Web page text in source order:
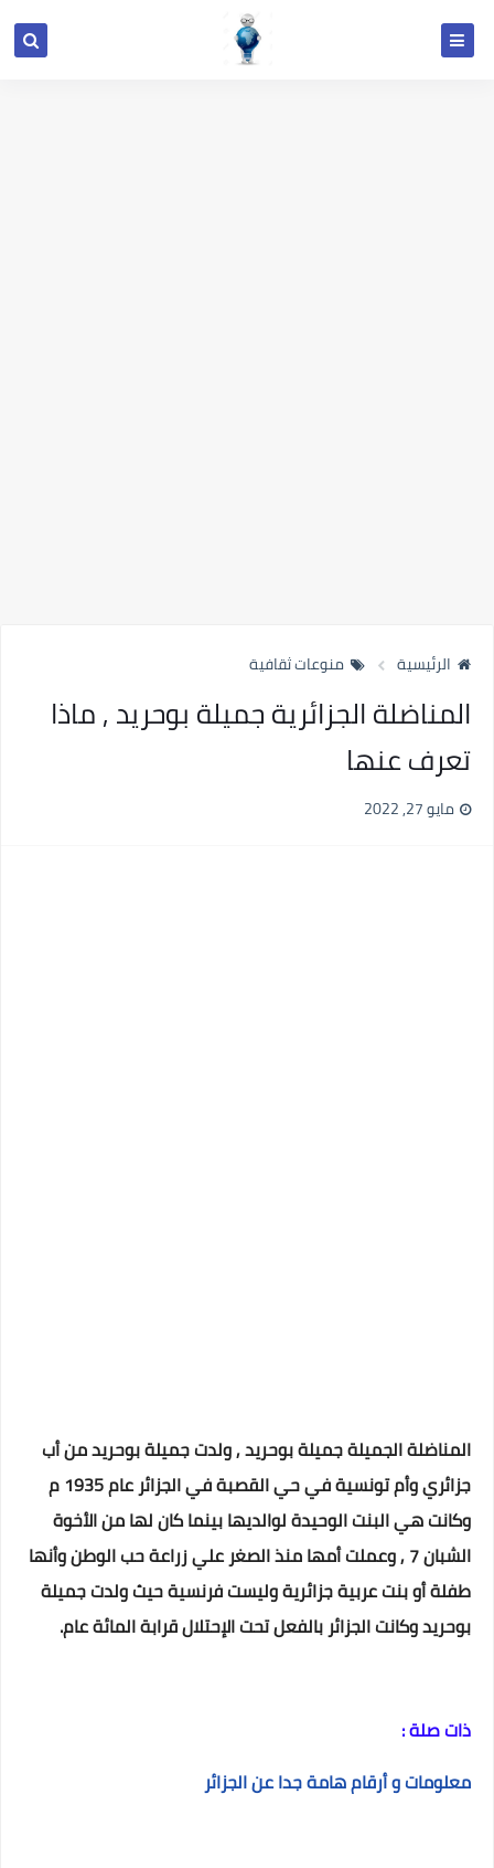
الرئيسية منوعات ثقافية
المناضلة الجزائرية جميلة بوحريد , ماذا
تعرف عنها
مايو 27, 2022
المناضلة الجميلة جميلة بوحريد , ولدت جميلة بوحريد من أب
جزائري وأم تونسية في حي القصبة في الجزائر عام 1935 م
وكانت هي البنت الوحيدة لوالديها بينما كان لها من الأخوة
الشبان 7 , وعملت أمها منذ الصغر علي زراعة حب الوطن وأنها
طفلة أو بنت عربية جزائرية وليست فرنسية حيث ولدت جميلة
بوحريد وكانت الجزائر بالفعل تحت الإحتلال قرابة المائة عام.
ذات صلة :
معلومات و أرقام هامة جدا عن الجزائر